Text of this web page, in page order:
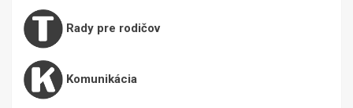
Rady pre rodičov
Komunikácia